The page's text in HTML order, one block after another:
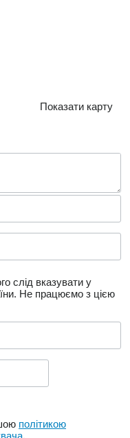
Показати карту
слід вказувати у
Не працюємо з цією
політикою